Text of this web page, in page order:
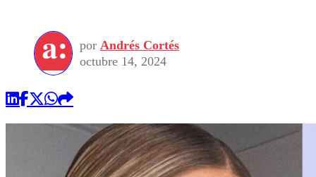
por Andrés Cortés
octubre 14, 2024